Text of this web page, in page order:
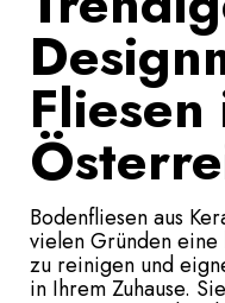
Fliesen
Bodenfliesen aus
vielen Gründen
zu reinigen und
in Ihrem Zuhause.